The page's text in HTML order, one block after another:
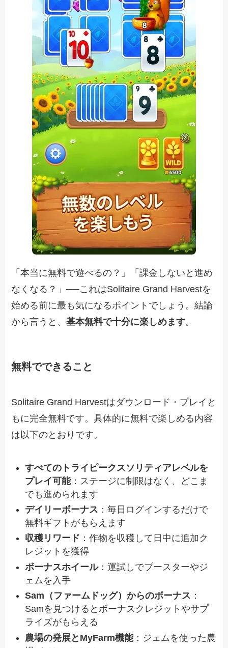
「本当に無料で遊べるの？」「課金しないと進め
なくなる？」──これはSolitaire Grand Harvestを
始める前に最も気になるポイントでしょう。結論
から言うと、基本無料で十分に楽しめます。
無料でできること
Solitaire Grand Harvestはダウンロード・プレイと
もに完全無料です。具体的に無料で楽しめる内容
は以下のとおりです。
すべてのトライピークスソリティアレベルを
プレイ可能：ステージに制限はなく、どこま
でも進められます
デイリーボーナス ：毎日ログインするだけで
無料ギフトがもらえます
収穫リワード ：作物を収穫して日中に追加ク
レジットを獲得
ボーナスホイール：運試しでブースターやジ
ェムを入手
Sam（ファームドッグ）からのボーナス ：
Samを見つけるとボーナスクレジットやサプ
ライズがもらえる
農場の発展とMyFarm機能：ジェムを使った農